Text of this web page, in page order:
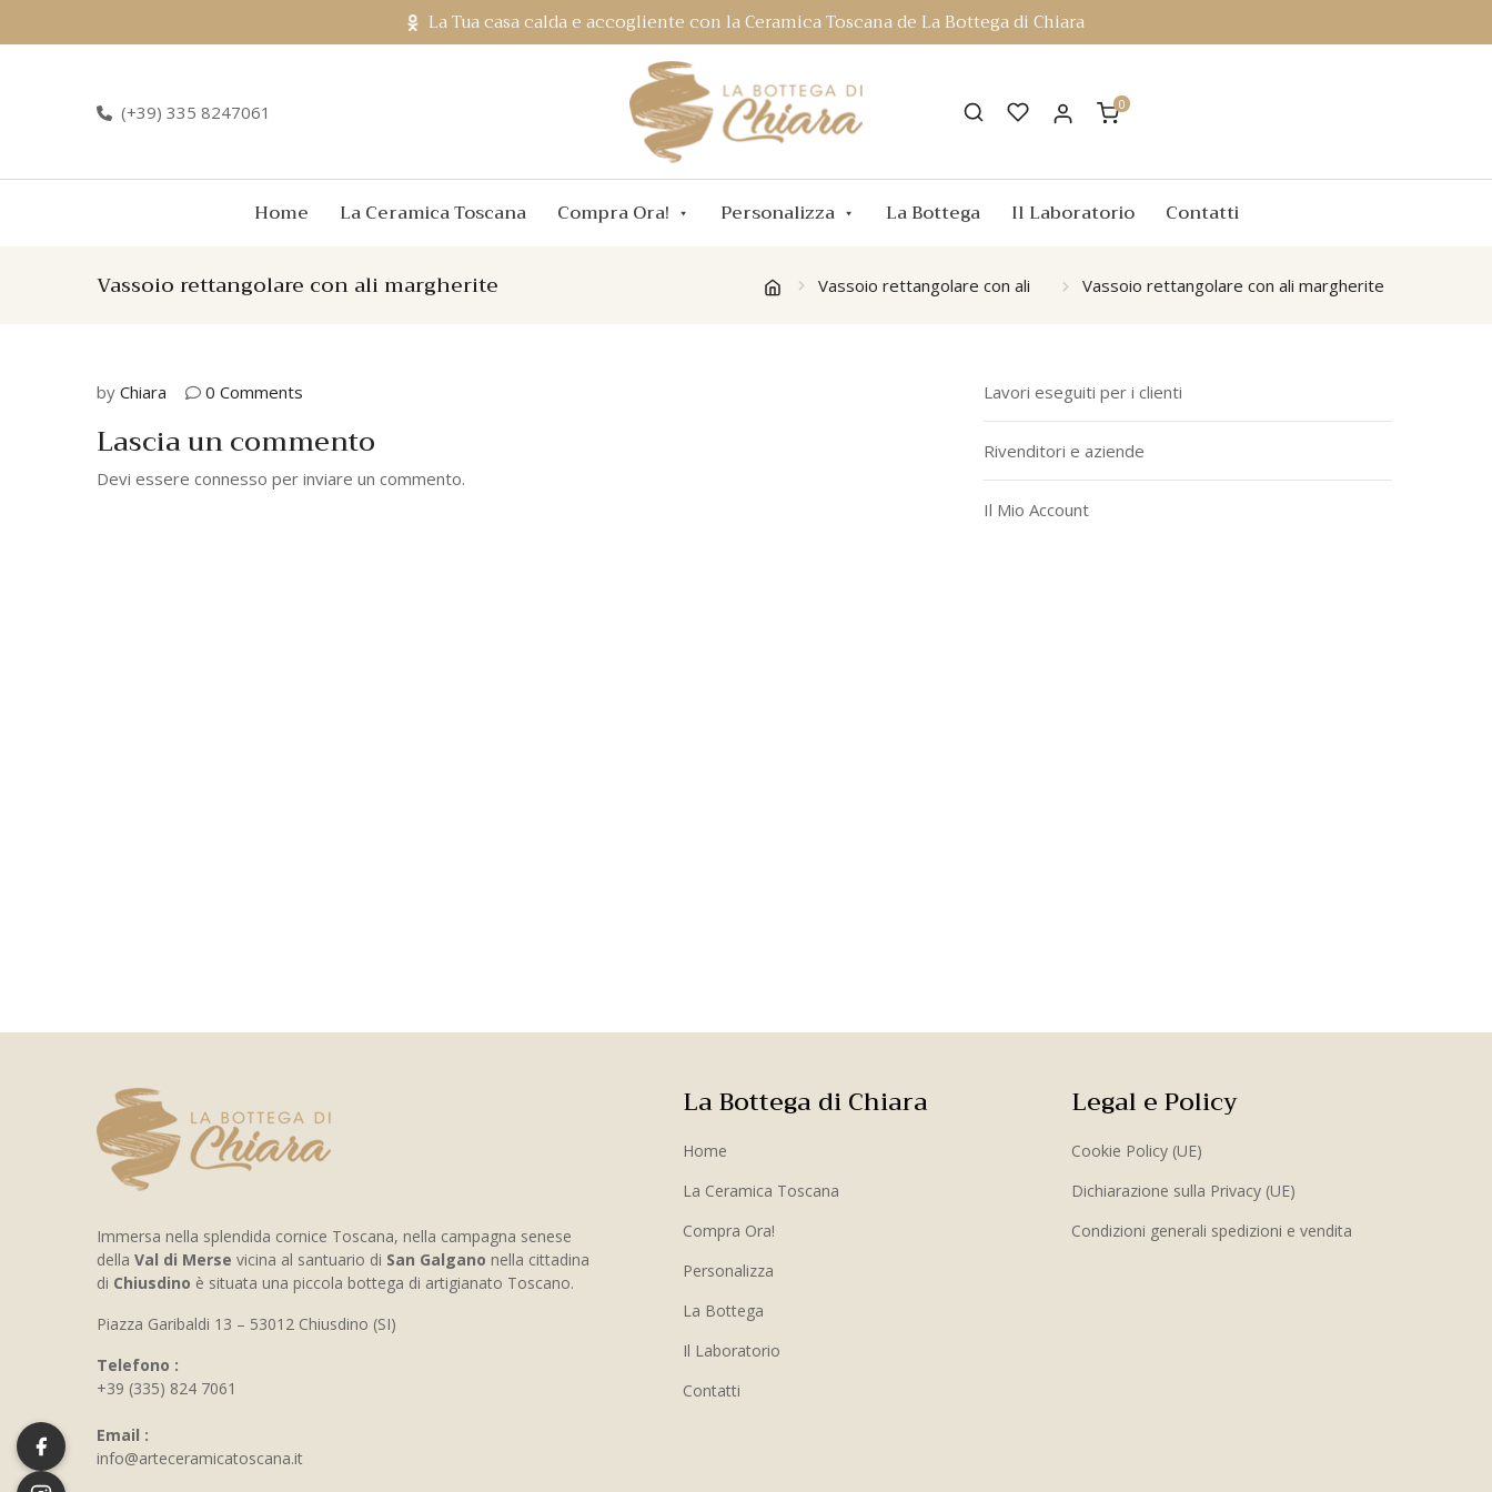
La Tua casa calda e accogliente con la Ceramica Toscana de La Bottega di Chiara
(+39) 335 8247061 0
Home La Ceramica Toscana Compra Ora! Personalizza La Bottega Il Laboratorio Contatti
Vassoio rettangolare con ali margherite Vassoio rettangolare con ali Vassoio rettangolare con ali margherite
by Chiara 0 Comments
Lascia un commento
Devi essere connesso per inviare un commento.
Lavori eseguiti per i clienti
Rivenditori e aziende
Il Mio Account
Immersa nella splendida cornice Toscana, nella campagna senese
della Val di Merse vicina al santuario di San Galgano nella cittadina
di Chiusdino è situata una piccola bottega di artigianato Toscano.
Piazza Garibaldi 13 – 53012 Chiusdino (SI)
Telefono :
+39 (335) 824 7061
Email :
info@arteceramicatoscana.it
La Bottega di Chiara
Home
La Ceramica Toscana
Compra Ora!
Personalizza
La Bottega
Il Laboratorio
Contatti
Legal e Policy
Cookie Policy (UE)
Dichiarazione sulla Privacy (UE)
Condizioni generali spedizioni e vendita